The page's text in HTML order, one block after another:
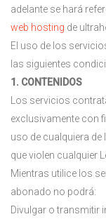
adelante se hará
web hosting de
El uso de los
las siguientes
1. CONTENIDOS
Los servicios
exclusivamente con
uso de cualquiera
que violen cualquier
Mientras utilice los
abonado no podrá:
Divulgar o transmitir